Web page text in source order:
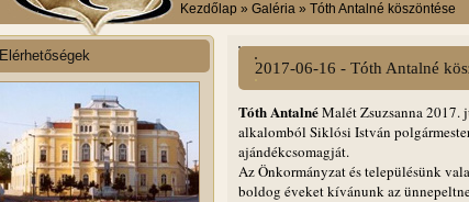
Kezdőlap » Galéria » Tóth Antalné köszöntése
Elérhetőségek
2017-06-16 - Tóth Antalné
Tóth AntalnéMalét Zsuzsanna 2017.
alkalomból Siklósi István
ajándékcsomagját.
Az Önkormányzat és településünk
boldog éveket kívánunk az